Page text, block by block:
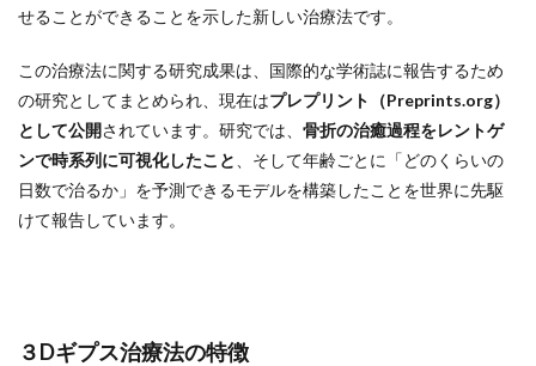
せることができることを示した新しい治療法です。
この治療法に関する研究成果は、国際的な学術誌に報告するため
の研究としてまとめられ、現在はプレプリント（Preprints.org）
として公開されています。研究では、 骨折の治癒過程をレントゲ
ンで時系列に可視化したこと
、そして年齢ごとに「どのくらいの
日数で治るか」を予測できるモデルを構築したことを世界に先駆
けて報告しています。
３Dギプス治療法の特徴